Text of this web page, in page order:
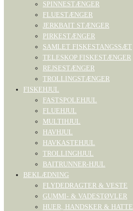
SPINNESTÆNGER
FLUESTÆNGER
JERKBAIT STÆNGER
PIRKESTÆNGER
SAMLET FISKESTANGSSÆT
TELESKOP FISKESTÆNGER
REJSESTÆNGER
TROLLINGSTÆNGER
FISKEHJUL
FASTSPOLEHJUL
FLUEHJUL
MULTIHJUL
HAVHJUL
HAVKASTEHJUL
TROLLINGHJUL
BAITRUNNER-HJUL
BEKLÆDNING
FLYDEDRAGTER & VESTE
GUMMI- & VADESTØVLER
HUER, HANDSKER & HATTE